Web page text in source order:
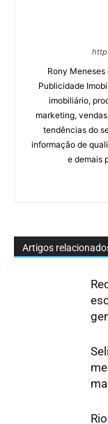
Rony
Publicidade
imobiliário,
marketing,
tendências do
informação de
e demais
Artigos